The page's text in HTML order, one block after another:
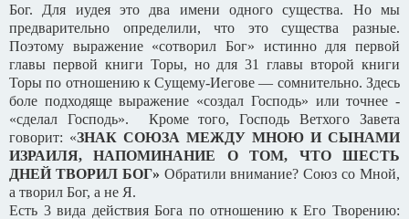
Бог. Для иудея это два имени одного существа. Но мы
предварительно определили, что это существа разные.
Поэтому выражение «сотворил Бог» истинно для первой
главы первой книги Торы, но для 31 главы второй книги
Торы по отношению к Сущему-Иегове — сомнительно. Здесь
боле подходяще выражение «создал Господь» или точнее -
«сделал Господь». Кроме того, Господь Ветхого Завета
говорит: «ЗНАК СОЮЗА МЕЖДУ МНОЮ И СЫНАМИ
ИЗРАИЛЯ, НАПОМИНАНИЕ О ТОМ, ЧТО ШЕСТЬ
ДНЕЙ ТВОРИЛ БОГ» Обратили внимание? Союз со Мной,
а творил Бог, а не Я.
Есть 3 вида действия Бога по отношению к Его Творению: